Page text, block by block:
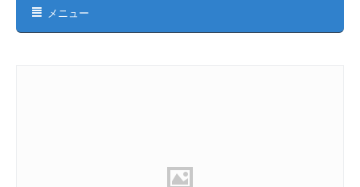
メニュー